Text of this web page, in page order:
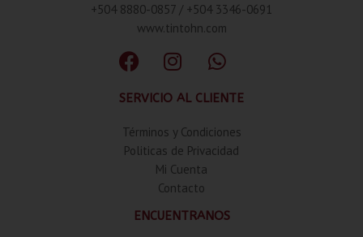
+504 8880-0857 / +504 3346-0691
www.tintohn.com
SERVICIO AL CLIENTE
Términos y Condiciones
Politicas de Privacidad
Mi Cuenta
Contacto
ENCUENTRANOS